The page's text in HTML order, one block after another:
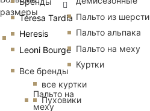
Teresa Tardia
Heresis
Leoni Bourge
Все бренды
Пальто на
меху
размеры
Пальто из шерсти
Пальто альпака
Пальто на меху
Куртки
все куртки
Пуховики